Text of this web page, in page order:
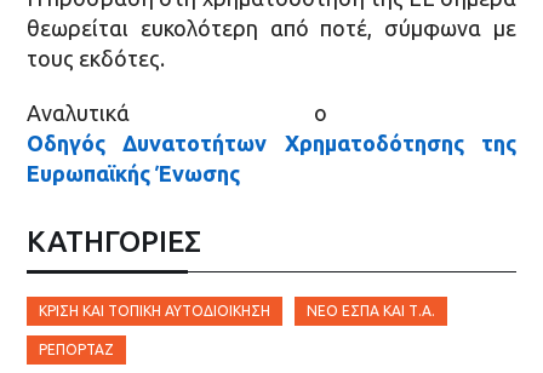
θεωρείται ευκολότερη από ποτέ, σύμφωνα με
τους εκδότες.
Αναλυτικά ο
Οδηγός Δυνατοτήτων Χρηματοδότησης της
Ευρωπαϊκής Ένωσης
ΚΑΤΗΓΟΡΙΕΣ
ΚΡΊΣΗ ΚΑΙ ΤΟΠΙΚΉ ΑΥΤΟΔΙΟΊΚΗΣΗ ΝΈΟ ΕΣΠΑ ΚΑΙ Τ.Α.
ΡΕΠΟΡΤΆΖ